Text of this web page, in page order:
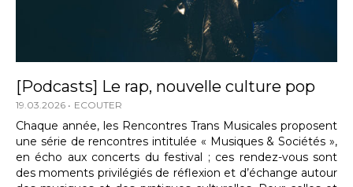
[Podcasts] Le rap, nouvelle culture pop
19.03.2026 ECOUTER
Chaque année, les Rencontres Trans Musicales proposent
une série de rencontres intitulée « Musiques & Sociétés »,
en écho aux concerts du festival ; ces rendez-vous sont
des moments privilégiés de réflexion et d’échange autour